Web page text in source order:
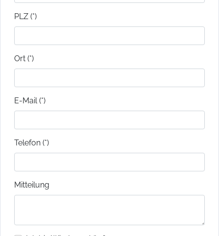
PLZ (*)
Ort (*)
E-Mail (*)
Telefon (*)
Mitteilung